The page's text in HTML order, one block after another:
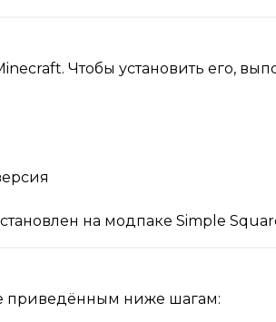
Чтобы установить его,
на модпаке Simple
приведённым ниже шагам: